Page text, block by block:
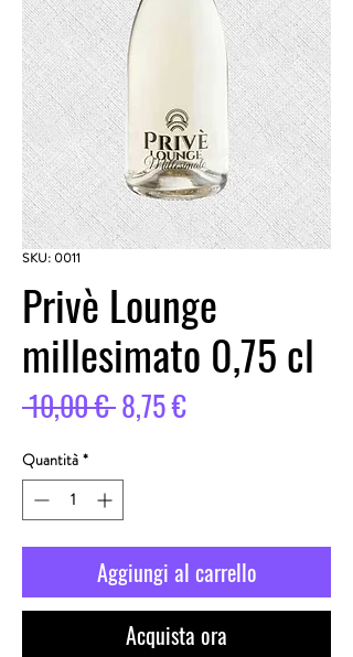
SKU: 0011
Privè Lounge
millesimato 0,75 cl
10,00 € Prezzo
8,75 €Prezzo
Quantità *
Aggiungi al carrello
Acquista ora